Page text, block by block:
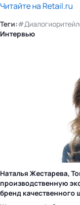
Читайте на Retail.ru
Теги:
Интервью
Наталья Жестарева,
производственную
бренд качественного